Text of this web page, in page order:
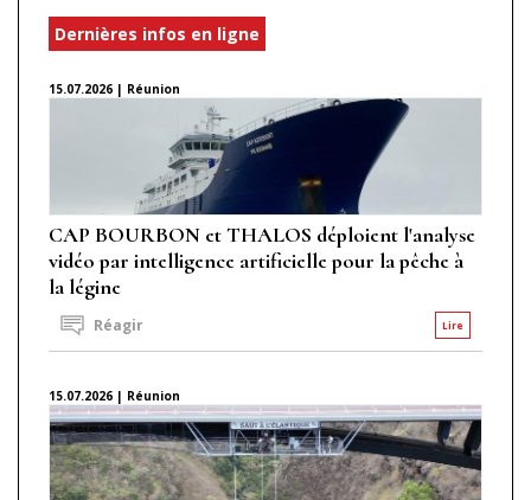
Dernières infos en ligne
15.07.2026 | Réunion
CAP BOURBON et THALOS déploient l'analyse
vidéo par intelligence artificielle pour la pêche à
la légine
Lire
Réagir
15.07.2026 | Réunion